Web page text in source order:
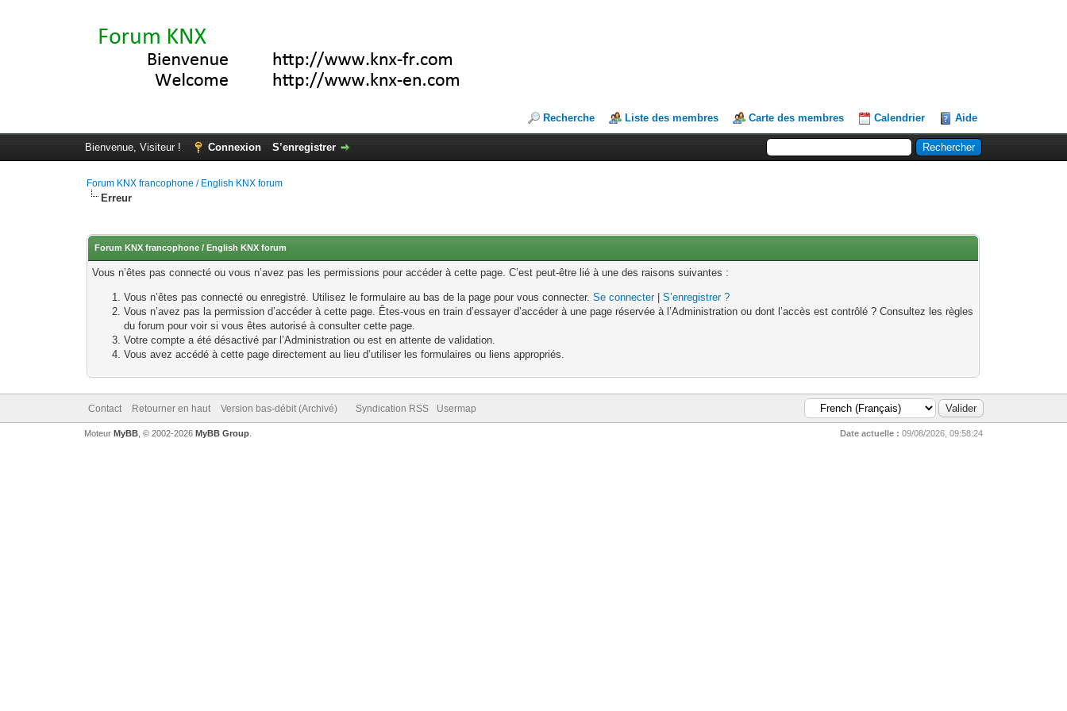
Recherche Liste des membres Carte des membres Calendrier Aide
Bienvenue, Visiteur ! Connexion S’enregistrer
Forum KNX francophone / English KNX forum
Erreur
Forum KNX francophone / English KNX forum
Vous n’êtes pas connecté ou vous n’avez pas les permissions pour accéder à cette page. C’est peut-être lié à une des raisons suivantes :
Vous n’êtes pas connecté ou enregistré. Utilisez le formulaire au bas de la page pour vous connecter.Se connecter|S’enregistrer ?
Vous n’avez pas la permission d’accéder à cette page. Êtes-vous en train d’essayer d’accéder à une page réservée à l’Administration ou dont l’accès est contrôlé ? Consultez les règles
du forum pour voir si vous êtes autorisé à consulter cette page.
Votre compte a été désactivé par l’Administration ou est en attente de validation.
Vous avez accédé à cette page directement au lieu d’utiliser les formulaires ou liens appropriés.
Contact Retourner en haut Version bas-débit (Archivé) Syndication RSS Usermap
Date actuelle : 09/08/2026, 09:58:24
Moteur MyBB, © 2002-2026 MyBB Group.